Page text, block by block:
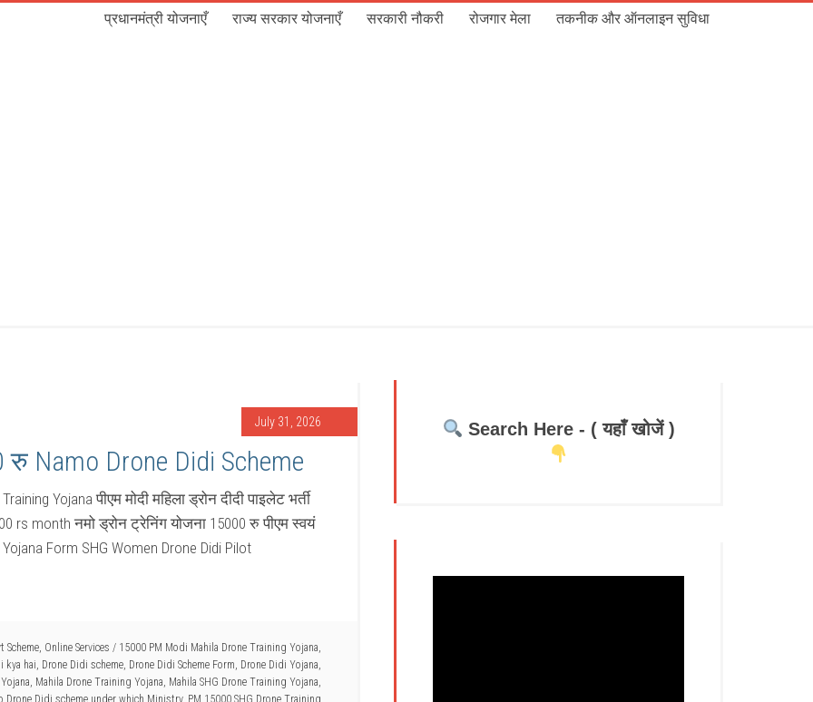
प्रधानमंत्री योजनाएँ राज्य सरकार योजनाएँ सरकारी नौकरी रोजगार मेला तकनीक और ऑनलाइन सुविधा
July 31, 2026
रु Namo Drone Didi Scheme
Yojana पीएम मोदी महिला ड्रोन दीदी पाइलेट भर्ती
rs month नमो ड्रोन ट्रेनिंग योजना 15000 रु पीएम स्वयं
Form SHG Women Drone Didi Pilot
Scheme, Online Services / 15000 PM Modi Mahila Drone Training Yojana,
kya hai, Drone Didi scheme, Drone Didi Scheme Form, Drone Didi Yojana,
, Mahila Drone Training Yojana, Mahila SHG Drone Training Yojana,
Drone Didi scheme under which Ministry, PM 15000 SHG Drone Training
Search Here - ( यहाँ खोजें )